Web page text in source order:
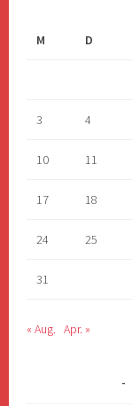
M
D
3 4
10 11
17 18
24 25
31
« Aug. Apr. »